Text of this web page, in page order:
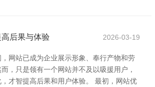
后果与体验 2026-03-19
网站已成为企业展示形象、奉行产物和劳
，只是领有一个网站并不及以吸援用户，
才智提高后果和用户体验。 最初，网站优